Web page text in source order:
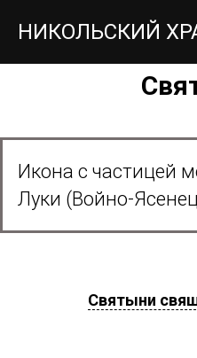
НИКОЛЬСКИЙ
назад
Икона с частицей
Луки (Войно-
Святыни